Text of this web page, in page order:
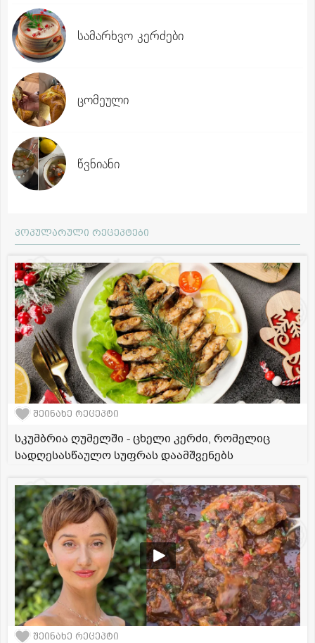
სამარხვო კერძები
ცომეული
წვნიანი
პოპულარული რეცეპტები
შეინახე რეცეპტი
სკუმბრია ღუმელში - ცხელი კერძი, რომელიც
სადღესასწაულო სუფრას დაამშვენებს
შეინახე რეცეპტი